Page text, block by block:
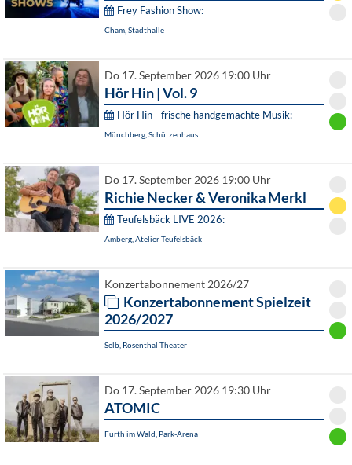
Frey Fashion Show:
Cham, Stadthalle
Do 17. September 2026 19:00 Uhr
Hör Hin | Vol. 9
Hör Hin - frische handgemachte Musik:
Münchberg, Schützenhaus
Do 17. September 2026 19:00 Uhr
Richie Necker & Veronika Merkl
Teufelsbäck LIVE 2026:
Amberg, Atelier Teufelsbäck
Konzertabonnement 2026/27
Konzertabonnement Spielzeit
2026/2027
Selb, Rosenthal-Theater
Do 17. September 2026 19:30 Uhr
ATOMIC
Furth im Wald, Park-Arena